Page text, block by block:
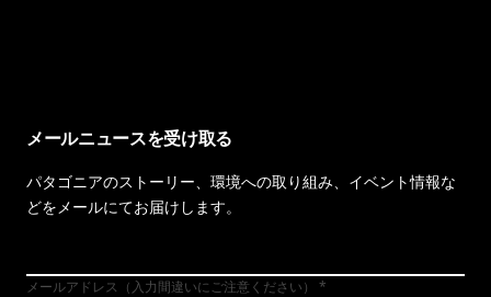
メールニュースを受け取る
パタゴニアのストーリー、環境への取り組み、イベント情報な
どをメールにてお届けします。
メールアドレス（入力間違いにご注意ください）